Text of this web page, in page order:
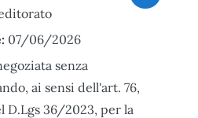
07/06/2026
senza
ai sensi dell'art. 76,
D.Lgs 36/2023, per la